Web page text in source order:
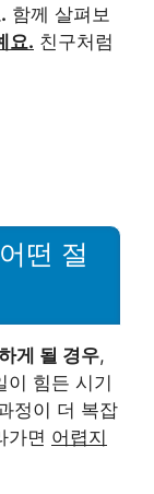
함께 살펴보
요. 친구처럼
떤 절
게 될 경우,
이 힘든 시기
정이 더 복잡
가면 어렵지